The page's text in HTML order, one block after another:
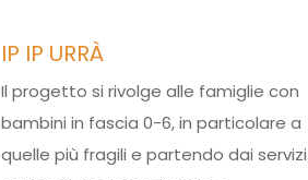
IP IP URRÀ
Il progetto si rivolge alle famiglie con
bambini in fascia 0-6, in particolare a
quelle più fragili e partendo dai servizi